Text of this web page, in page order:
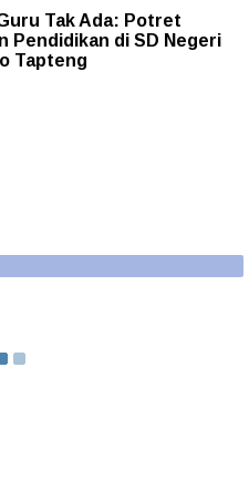
Tak Ada: Potret
Pendidikan di SD Negeri
Tapteng